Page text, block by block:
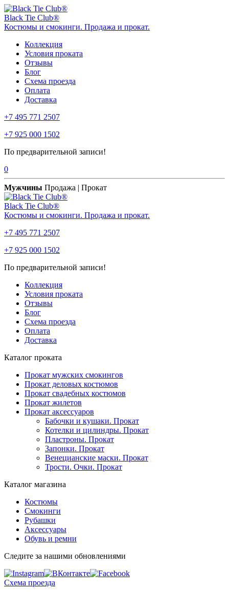
Black Tie Club®
Костюмы и смокинги. Продажа и прокат.
Коллекция
Условия проката
Отзывы
Блог
Схема проезда
Оплата
Доставка
+7 495 771 2507
+7 925 000 1502
По предварительной записи!
0
Мужчины Продажа | Прокат
Black Tie Club®
Костюмы и смокинги. Продажа и прокат.
+7 495 771 2507
+7 925 000 1502
По предварительной записи!
Коллекция
Условия проката
Отзывы
Блог
Схема проезда
Оплата
Доставка
Каталог проката
Прокат мужских смокингов
Прокат деловых костюмов
Прокат свадебных костюмов
Прокат жилетов
Прокат аксессуаров
Бабочки и кушаки. Прокат
Котелки и цилиндры. Прокат
Пластроны. Прокат
Запонки. Прокат
Венецианские маски. Прокат
Трости. Очки. Прокат
Каталог магазина
Костюмы
Смокинги
Рубашки
Аксессуары
Обувь и ремни
Следите за нашими обновлениями
Схема проезда